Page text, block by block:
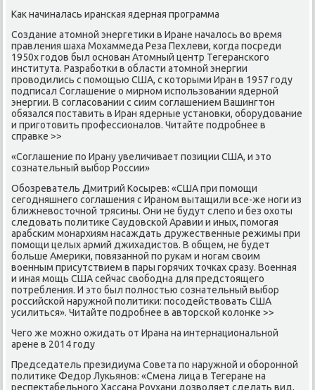
Как начиналась иранская ядерная программа
Создание атомной энергетики в Иране началось во время
правления шаха Мохаммеда Реза Пехлеви, когда посреди
1950х годов был основан Атомный центр Тегеранского
института. Разработки в области атомной энергии
проводились с помощью США, с которыми Иран в 1957 году
подписал Соглашение о мирном использовании ядерной
энергии. В согласовании с сиим соглашением Вашингтон
обязался поставить в Иран ядерные установки, оборудование
и приготовить профессионалов. Читайте подробнее в
справке >>
«Соглашение по Ирану увеличивает позиции США, и это
сознательный выбор России»
Обозреватель Дмитрий Косырев: «США при помощи
сегодняшнего соглашения с Ираном вытащили все-же ноги из
ближневосточной трясины. Они не будут слепо и без охоты
следовать политике Саудовской Аравии и иных, помогая
арабским монархиям насаждать дружественные режимы при
помощи целых армий джихадистов. В общем, не будет
больше Америки, повязанной по рукам и ногам своим
военным присутствием в пары горячих точках сразу. Военная
и иная мощь США сейчас свободна для предстоящего
потребления. И это был полностью сознательный выбор
российской наружной политики: посодействовать США
усилиться». Читайте подробнее в авторской колонке >>
Чего же можно ожидать от Ирана на интернациональной
арене в 2014 году
Председатель президиума Совета по наружной и оборонной
политике Федор Лукьянов: «Смена лица в Тегеране на
респектабельного Хассана Роухани дозволяет сделать вид,